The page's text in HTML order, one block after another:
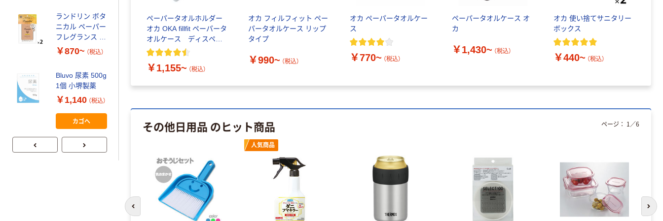
ペーパータオルホルダー
オカ OKA fillfit ペーパータ
オルケース ディスペン
サー
￥1,155~ （税込）
オカ フィルフィット ペー
パータオルケース リップ
タイプ
￥990~ （税込）
オカ ペーパータオルケー
ス
￥770~ （税込）
ペーパータオルケース オ
カ
￥1,430~ （税込）
オカ 使い捨てサニタリー
ボックス
￥440~ （税込）
その他日用品 のヒット商品
人気商品
ページ： 1 ／6
前のスライドへ 次
ランドリン ボタ
ニカル ペーパー
フレグランス パ
ネス
￥870~ （税込）
Bluvo 尿素 500g
1個 小堺製薬
￥1,140 （税込）
カゴへ
ランドリン ボタ
ニカル ペーパー
1個 小堺製薬